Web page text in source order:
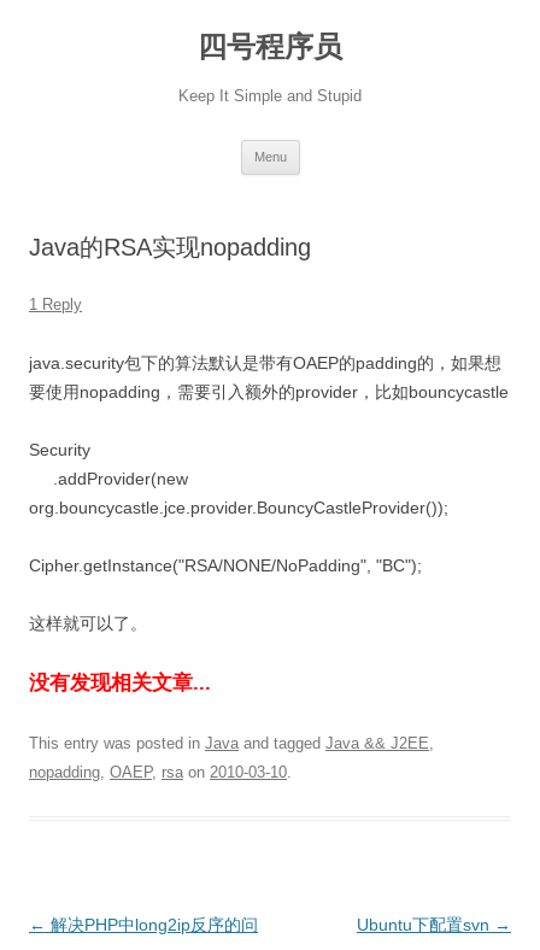
四号程序员
Keep It Simple and Stupid
Menu
Java的RSA实现nopadding
1 Reply
java.security包下的算法默认是带有OAEP的padding的，如果想
要使用nopadding，需要引入额外的provider，比如bouncycastle
Security
.addProvider(new
org.bouncycastle.jce.provider.BouncyCastleProvider());
Cipher.getInstance("RSA/NONE/NoPadding", "BC");
这样就可以了。
没有发现相关文章...
This entry was posted in Java and tagged Java && J2EE,
nopadding, OAEP, rsa on 2010-03-10.
Post
← 解决PHP中long2ip反序的问
Ubuntu下配置svn →